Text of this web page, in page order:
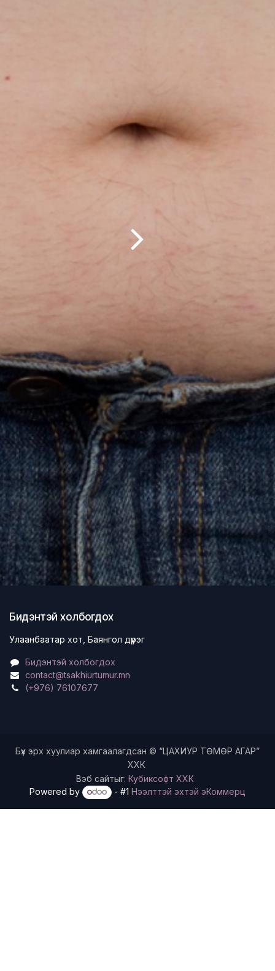
Бидэнтэй холбогдох
Улаанбаатар хот, Баянгол дүүрэг
Бидэнтэй холбогдох
contact@tsakhiurtumur.mn
(+976) 76107677
Бүх эрх хуулиар хамгаалагдсан © “ЦАХИУР ТӨМӨР АГАР”
ХХК
Вэб сайтыг: Кубиксофт ХХК
Powered by
- #1Нээлттэй эхтэй эКоммерц